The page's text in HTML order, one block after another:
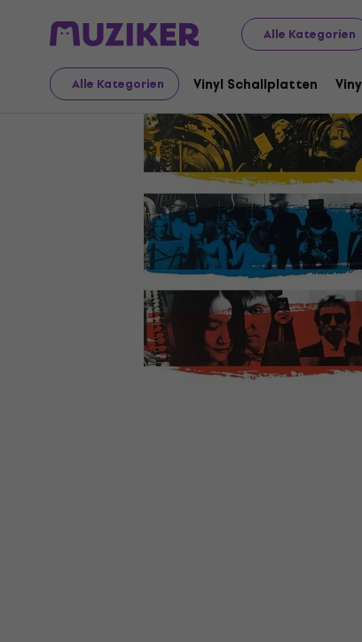
Alle Kategorien
Alle Kategorien Vinyl Schallplatten
Schallplatten und CDs Vinyl Schallplatten
Video
Verkauf beendet